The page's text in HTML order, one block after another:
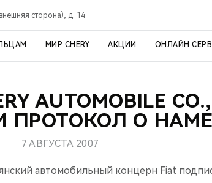
сторона), д. 14
МИР CHERY АКЦИИ ОНЛАЙН
AUTOMOBILE
ПРОТОКОЛ О
7 АВГУСТА 2007
автомобильный концерн Fiat